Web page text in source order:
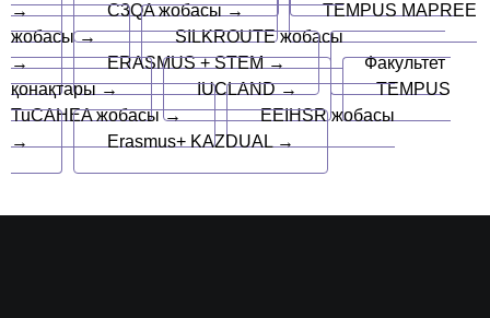
→
C3QA жобасы →
TEMPUS MAPREE
жобасы →
SILKROUTE жобасы
→
ERASMUS + STEM →
Факультет
қонақтары →
IUCLAND →
TEMPUS
TuCAHEA жобасы →
EEIHSR жобасы
→
Erasmus+ KAZDUAL →